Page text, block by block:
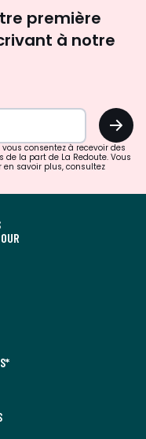
première
à notre
OK
consentez à recevoir des
la part de La Redoute. Vous
en savoir plus, consultez